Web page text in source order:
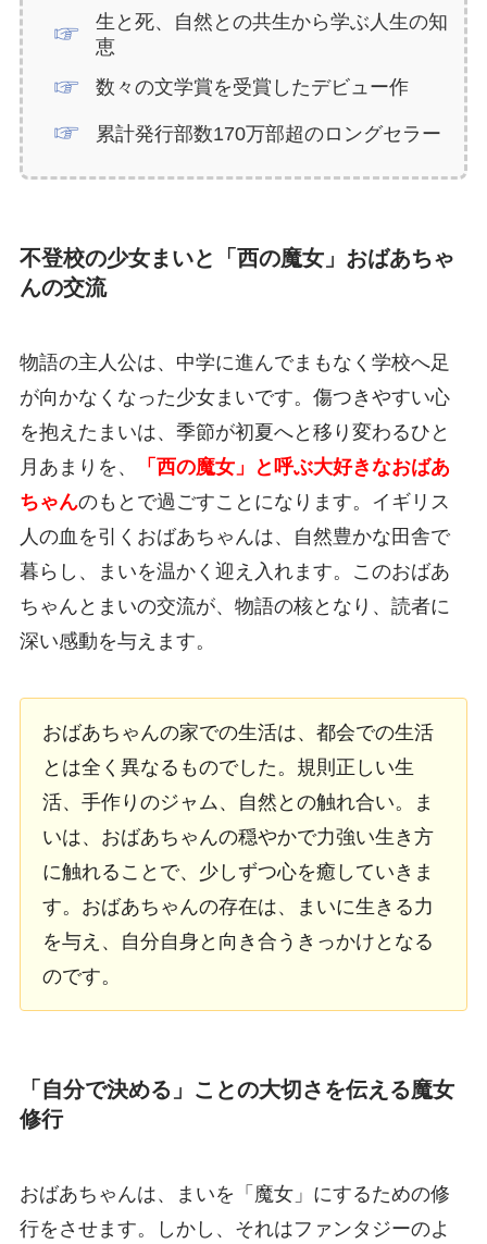
生と死、自然との共生から学ぶ人生の知
恵
数々の文学賞を受賞したデビュー作
累計発行部数170万部超のロングセラー
不登校の少女まいと「西の魔女」おばあちゃ
んの交流
物語の主人公は、中学に進んでまもなく学校へ足
が向かなくなった少女まいです。傷つきやすい心
を抱えたまいは、季節が初夏へと移り変わるひと
月あまりを、
「西の魔女」と呼ぶ大好きなおばあ
ちゃんのもとで過ごすことになります。イギリス
人の血を引くおばあちゃんは、自然豊かな田舎で
暮らし、まいを温かく迎え入れます。このおばあ
ちゃんとまいの交流が、物語の核となり、読者に
深い感動を与えます。
おばあちゃんの家での生活は、都会での生活
とは全く異なるものでした。規則正しい生
活、手作りのジャム、自然との触れ合い。ま
いは、おばあちゃんの穏やかで力強い生き方
に触れることで、少しずつ心を癒していきま
す。おばあちゃんの存在は、まいに生きる力
を与え、自分自身と向き合うきっかけとなる
のです。
「自分で決める」ことの大切さを伝える魔女
修行
おばあちゃんは、まいを「魔女」にするための修
行をさせます。しかし、それはファンタジーのよ